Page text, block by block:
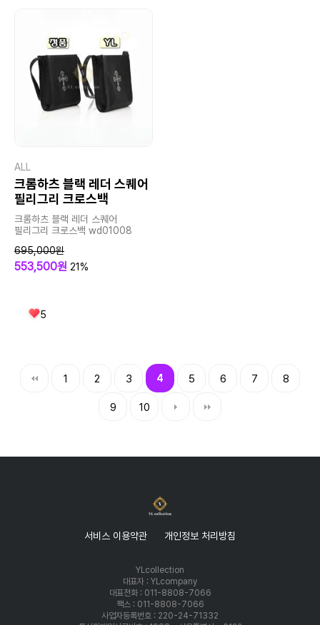
ALL
크롬하츠 블랙 레더 스퀘어
필리그리 크로스백
크롬하츠 블랙 레더 스퀘어
필리그리 크로스백 wd01008
695,000원
553,500원 21%
5
1 2 3 4 5 6 7 8
9 10
서비스 이용약관 개인정보 처리방침
YLcollection
대표자 : YLcompany
대표전화 : 011-8808-7066
팩스 : 011-8808-7066
사업자등록번호 : 220-24-71332